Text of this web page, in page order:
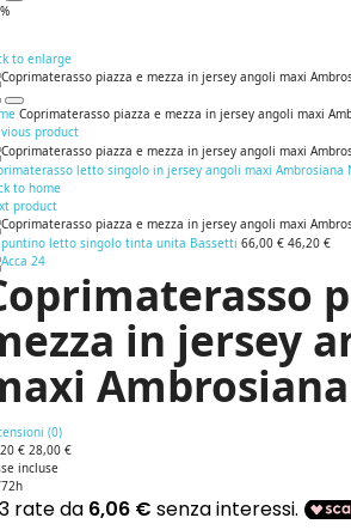
to enlarge
Coprimaterasso piazza e mezza in jersey angoli maxi
product
letto singolo in jersey angoli maxi Ambrosiana
to home
product
letto singolo tinta unita Bassetti 66,00 € 46,20 €
in jersey
(0)
€ 28,00 €
incluse